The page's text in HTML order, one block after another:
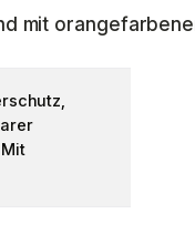
mit